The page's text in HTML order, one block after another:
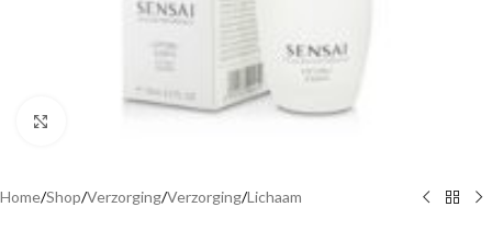
Home/Shop/Verzorging/Verzorging/Lichaam